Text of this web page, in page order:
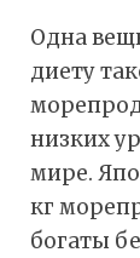
Одна
диету
низких
мире.
кг
богаты